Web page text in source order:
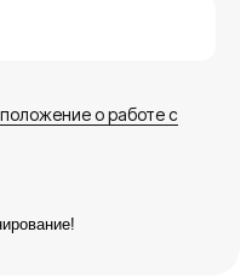
положение о работе с